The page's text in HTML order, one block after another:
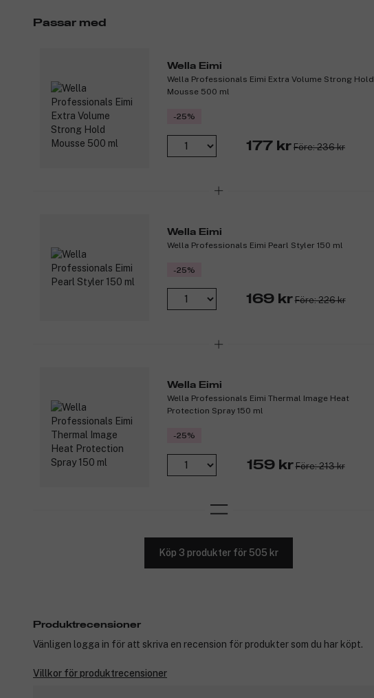
Passar med
Wella Eimi
Wella Professionals Eimi Extra Volume Strong Hold
Mousse 500 ml
-25%
177 kr Före: 236 kr
Wella Eimi
Wella Professionals Eimi Pearl Styler 150 ml
-25%
169 kr Före: 226 kr
Wella Eimi
Wella Professionals Eimi Thermal Image Heat
Protection Spray 150 ml
-25%
159 kr Före: 213 kr
Köp 3 produkter för 505 kr
Produktrecensioner
Vänligen logga in för att skriva en recension för produkter som du har köpt.
Villkor för produktrecensioner